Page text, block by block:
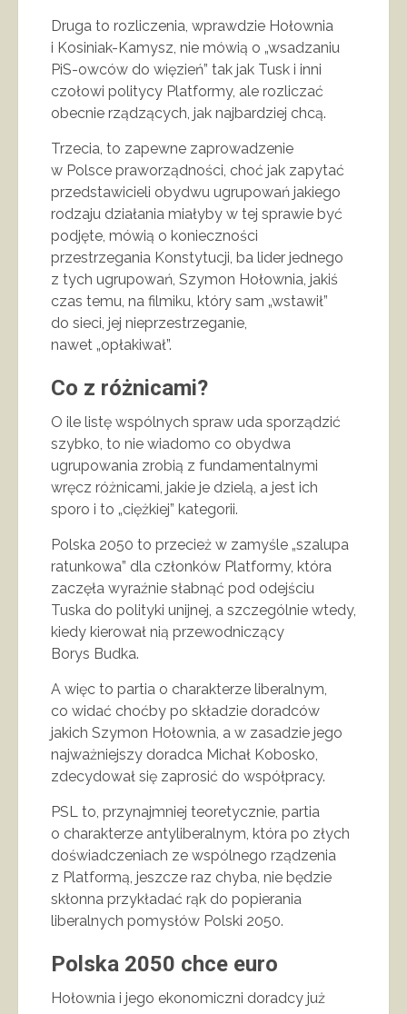
Druga to rozliczenia, wprawdzie Hołownia
i Kosiniak-Kamysz, nie mówią o „wsadzaniu
PiS-owców do więzień” tak jak Tusk i inni
czołowi politycy Platformy, ale rozliczać
obecnie rządzących, jak najbardziej chcą.
Trzecia, to zapewne zaprowadzenie
w Polsce praworządności, choć jak zapytać
przedstawicieli obydwu ugrupowań jakiego
rodzaju działania miałyby w tej sprawie być
podjęte, mówią o konieczności
przestrzegania Konstytucji, ba lider jednego
z tych ugrupowań, Szymon Hołownia, jakiś
czas temu, na filmiku, który sam „wstawił”
do sieci, jej nieprzestrzeganie,
nawet „opłakiwał”.
Co z różnicami?
O ile listę wspólnych spraw uda sporządzić
szybko, to nie wiadomo co obydwa
ugrupowania zrobią z fundamentalnymi
wręcz różnicami, jakie je dzielą, a jest ich
sporo i to „ciężkiej” kategorii.
Polska 2050 to przecież w zamyśle „szalupa
ratunkowa” dla członków Platformy, która
zaczęła wyraźnie słabnąć pod odejściu
Tuska do polityki unijnej, a szczególnie wtedy,
kiedy kierował nią przewodniczący
Borys Budka.
A więc to partia o charakterze liberalnym,
co widać choćby po składzie doradców
jakich Szymon Hołownia, a w zasadzie jego
najważniejszy doradca Michał Kobosko,
zdecydował się zaprosić do współpracy.
PSL to, przynajmniej teoretycznie, partia
o charakterze antyliberalnym, która po złych
doświadczeniach ze wspólnego rządzenia
z Platformą, jeszcze raz chyba, nie będzie
skłonna przykładać rąk do popierania
liberalnych pomysłów Polski 2050.
Polska 2050 chce euro
Hołownia i jego ekonomiczni doradcy już